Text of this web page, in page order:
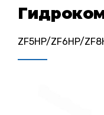
ZF5HP/ZF6HP/